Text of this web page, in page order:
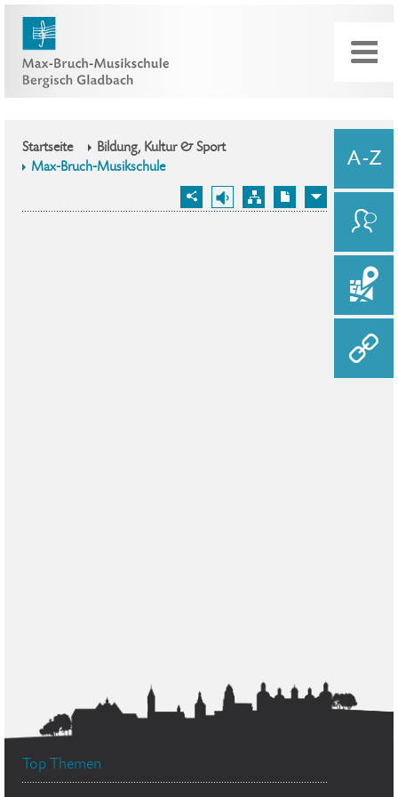
Startseite
Bildung, Kultur & Sport
Max-Bruch-Musikschule
Top Themen